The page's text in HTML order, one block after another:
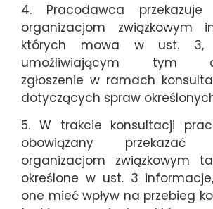
4. Pracodawca przekazuje
organizacjom związkowym
których mowa w ust. 3,
umożliwiającym tym
zgłoszenie w ramach
dotyczących spraw
5. W trakcie konsultacji
obowiązany przekazać
organizacjom związkowym
określone w ust. 3
one mieć wpływ na przebieg